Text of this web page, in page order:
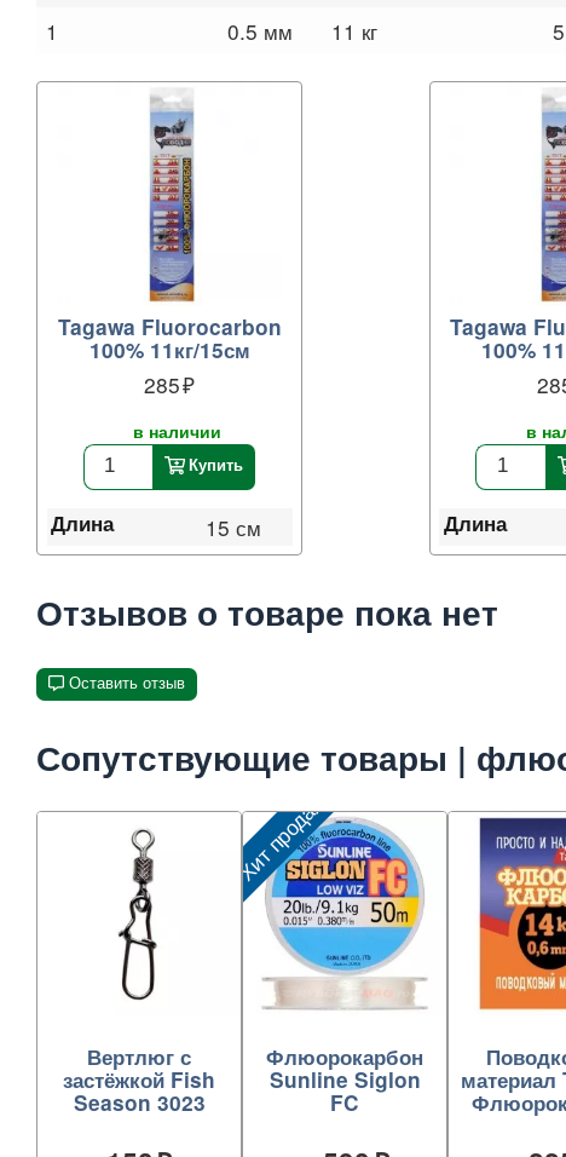
1 0.5 мм 11 кг
Tagawa Fluorocarbon
100% 11кг/15см
285
в наличии
Купить
Длина 15 см
Tagawa
100%
в
Длина
Отзывов о товаре пока нет
Оставить отзыв
Сопутствующие товары |
Вертлюг с
застёжкой Fish
Season 3023
Хит продаж
Флюорокарбон
Sunline Siglon
FC
материал